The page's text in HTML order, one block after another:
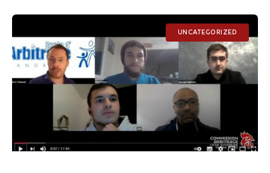
UNCATEGORIZED